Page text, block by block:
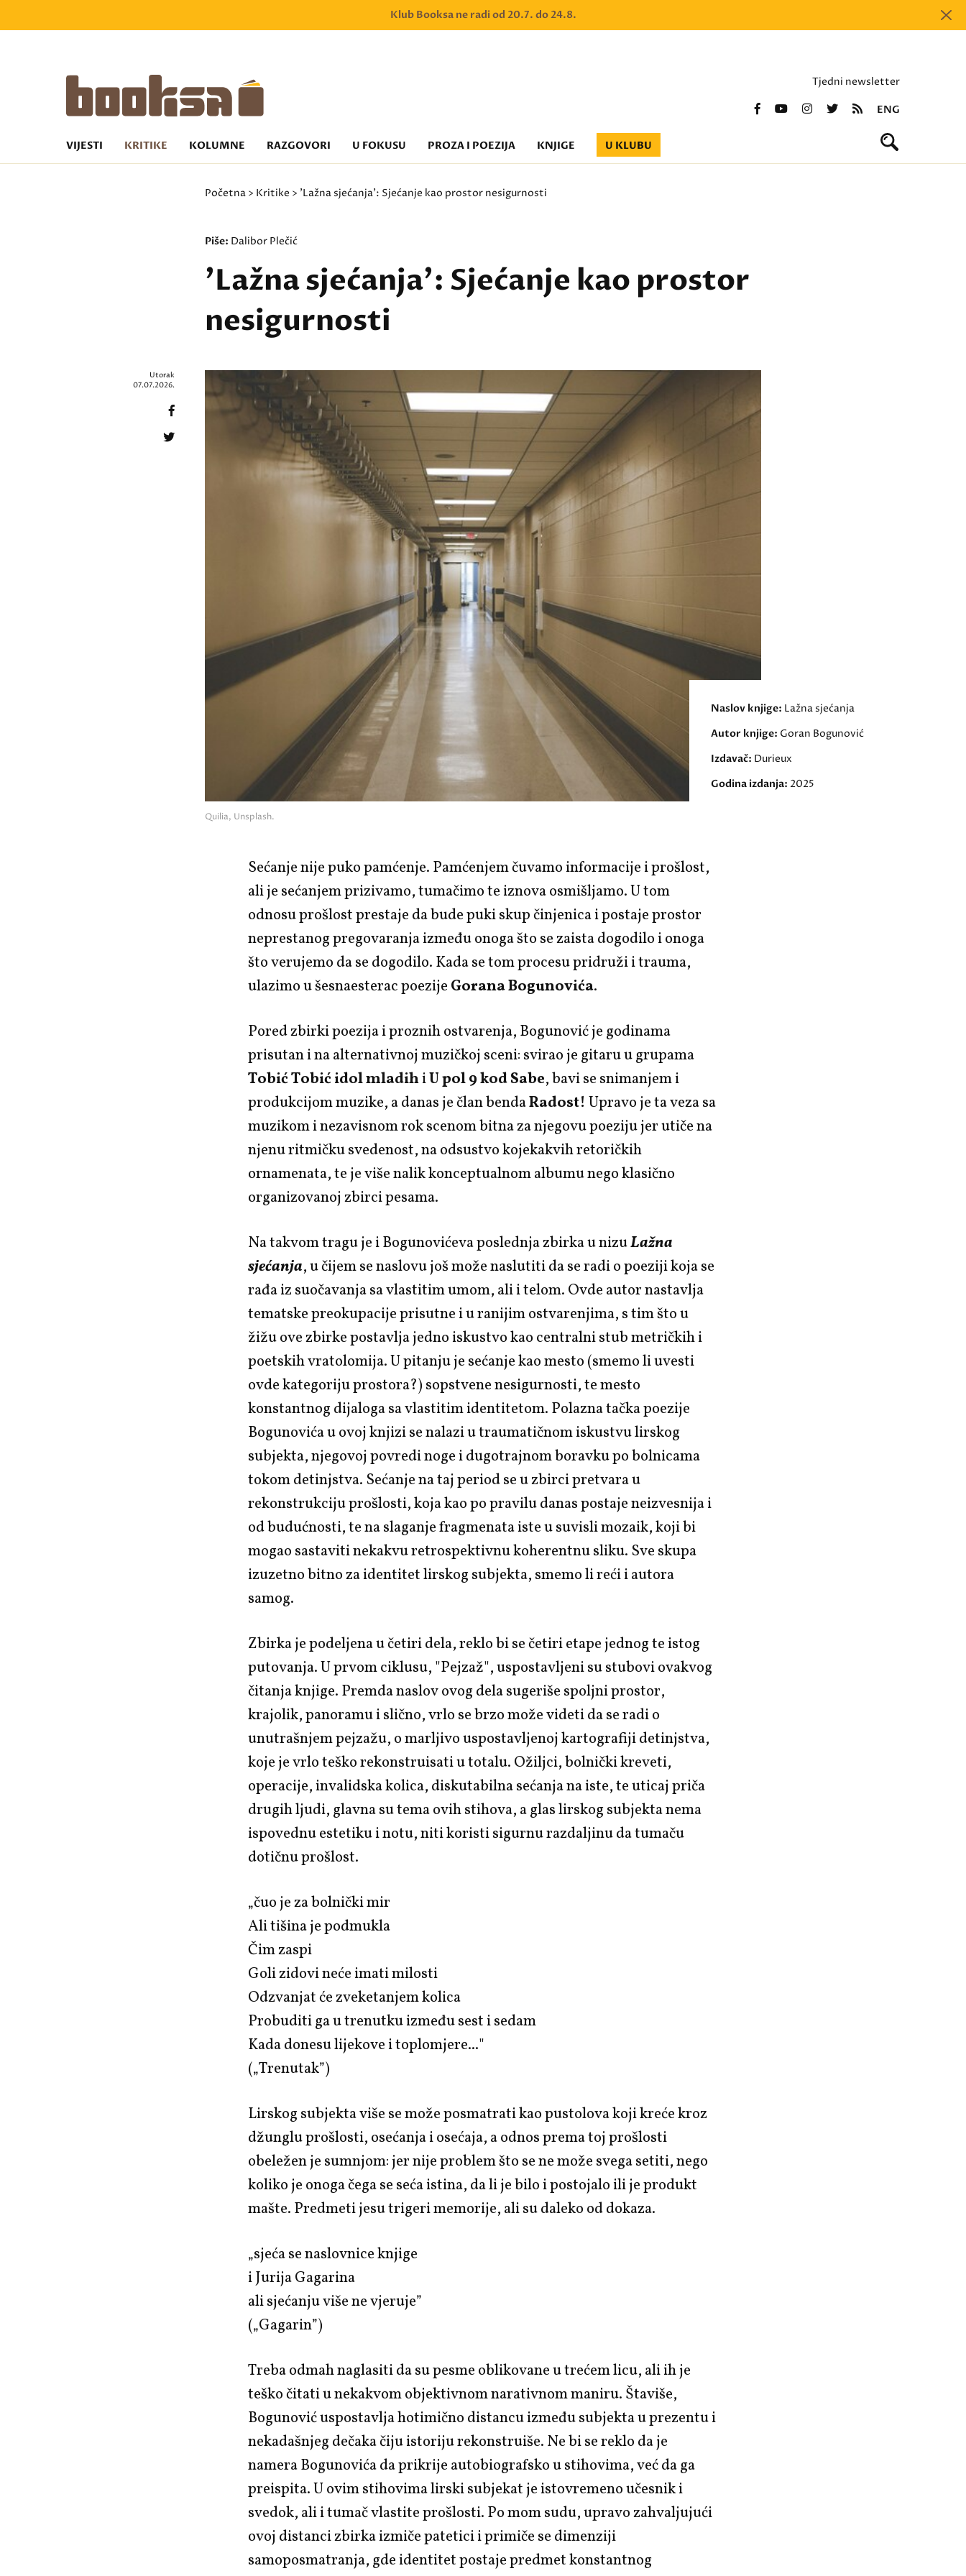
Klub Booksa ne radi od 20.7. do 24.8.
Tjedni newsletter
ENG
VIJESTI KRITIKE KOLUMNE RAZGOVORI U FOKUSU PROZA I POEZIJA KNJIGE U KLUBU
Početna > Kritike > 'Lažna sjećanja': Sjećanje kao prostor nesigurnosti
Piše: Dalibor Plečić
'Lažna sjećanja': Sjećanje kao prostor
nesigurnosti
Quilia, Unsplash.
Naslov knjige: Lažna sjećanja
Autor knjige: Goran Bogunović
Izdavač: Durieux
Godina izdanja: 2025
Utorak
07.07.2026.
Sećanje nije puko pamćenje. Pamćenjem čuvamo informacije i prošlost,
ali je sećanjem prizivamo, tumačimo te iznova osmišljamo. U tom
odnosu prošlost prestaje da bude puki skup činjenica i postaje prostor
neprestanog pregovaranja između onoga što se zaista dogodilo i onoga
što verujemo da se dogodilo. Kada se tom procesu pridruži i trauma,
ulazimo u šesnaesterac poezije Gorana Bogunovića.
Pored zbirki poezija i proznih ostvarenja, Bogunović je godinama
prisutan i na alternativnoj muzičkoj sceni: svirao je gitaru u grupama
Tobić Tobić idol mladihiU pol 9 kod Sabe, bavi se snimanjem i
produkcijom muzike, a danas je član bendaRadost! Upravo je ta veza sa
muzikom i nezavisnom rok scenom bitna za njegovu poeziju jer utiče na
njenu ritmičku svedenost, na odsustvo kojekakvih retoričkih
ornamenata, te je više nalik konceptualnom albumu nego klasično
organizovanoj zbirci pesama.
Na takvom tragu je i Bogunovićeva poslednja zbirka u nizuLažna
sjećanja, u čijem se naslovu još može naslutiti da se radi o poeziji koja se
rađa iz suočavanja sa vlastitim umom, ali i telom. Ovde autor nastavlja
tematske preokupacije prisutne i u ranijim ostvarenjima, s tim što u
žižu ove zbirke postavlja jedno iskustvo kao centralni stub metričkih i
poetskih vratolomija. U pitanju je sećanje kao mesto (smemo li uvesti
ovde kategoriju prostora?) sopstvene nesigurnosti, te mesto
konstantnog dijaloga sa vlastitim identitetom. Polazna tačka poezije
Bogunovića u ovoj knjizi se nalazi u traumatičnom iskustvu lirskog
subjekta, njegovoj povredi noge i dugotrajnom boravku po bolnicama
tokom detinjstva. Sećanje na taj period se u zbirci pretvara u
rekonstrukciju prošlosti, koja kao po pravilu danas postaje neizvesnija i
od budućnosti, te na slaganje fragmenata iste u suvisli mozaik, koji bi
mogao sastaviti nekakvu retrospektivnu koherentnu sliku. Sve skupa
izuzetno bitno za identitet lirskog subjekta, smemo li reći i autora
samog.
Zbirka je podeljena u četiri dela, reklo bi se četiri etape jednog te istog
putovanja. U prvom ciklusu, "Pejzaž", uspostavljeni su stubovi ovakvog
čitanja knjige. Premda naslov ovog dela sugeriše spoljni prostor,
krajolik, panoramu i slično, vrlo se brzo može videti da se radi o
unutrašnjem pejzažu, o marljivo uspostavljenoj kartografiji detinjstva,
koje je vrlo teško rekonstruisati u totalu. Ožiljci, bolnički kreveti,
operacije, invalidska kolica, diskutabilna sećanja na iste, te uticaj priča
drugih ljudi, glavna su tema ovih stihova, a glas lirskog subjekta nema
ispovednu estetiku i notu, niti koristi sigurnu razdaljinu da tumaču
dotičnu prošlost.
„čuo je za bolnički mir
Ali tišina je podmukla
Čim zaspi
Goli zidovi neće imati milosti
Odzvanjat će zveketanjem kolica
Probuditi ga u trenutku između sest i sedam
Kada donesu lijekove i toplomjere..."
(„Trenutak”)
Lirskog subjekta više se može posmatrati kao pustolova koji kreće kroz
džunglu prošlosti, osećanja i osećaja, a odnos prema toj prošlosti
obeležen je sumnjom: jer nije problem što se ne može svega setiti, nego
koliko je onoga čega se seća istina, da li je bilo i postojalo ili je produkt
mašte. Predmeti jesu trigeri memorije, ali su daleko od dokaza.
„sjeća se naslovnice knjige
i Jurija Gagarina
ali sjećanju više ne vjeruje”
(„Gagarin”)
Treba odmah naglasiti da su pesme oblikovane u trećem licu, ali ih je
teško čitati u nekakvom objektivnom narativnom maniru. Štaviše,
Bogunović uspostavlja hotimično distancu između subjekta u prezentu i
nekadašnjeg dečaka čiju istoriju rekonstruiše. Ne bi se reklo da je
namera Bogunovića da prikrije autobiografsko u stihovima, već da ga
preispita. U ovim stihovima lirski subjekat je istovremeno učesnik i
svedok, ali i tumač vlastite prošlosti. Po mom sudu, upravo zahvaljujući
ovoj distanci zbirka izmiče patetici i primiče se dimenziji
samoposmatranja, gde identitet postaje predmet konstantnog